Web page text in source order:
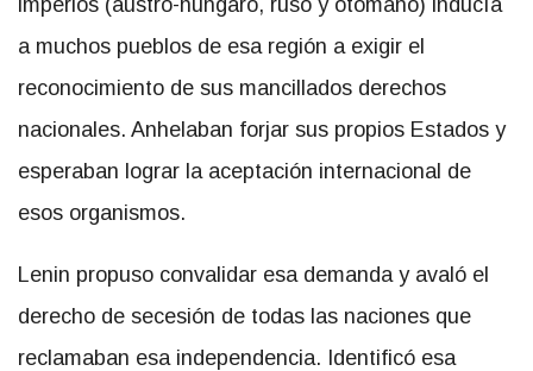
a muchos pueblos de esa región a exigir el
reconocimiento de sus mancillados derechos
nacionales. Anhelaban forjar sus propios Estados y
esperaban lograr la aceptación internacional de
esos organismos.
Lenin propuso convalidar esa demanda y avaló el
derecho de secesión de todas las naciones que
reclamaban esa independencia. Identificó esa